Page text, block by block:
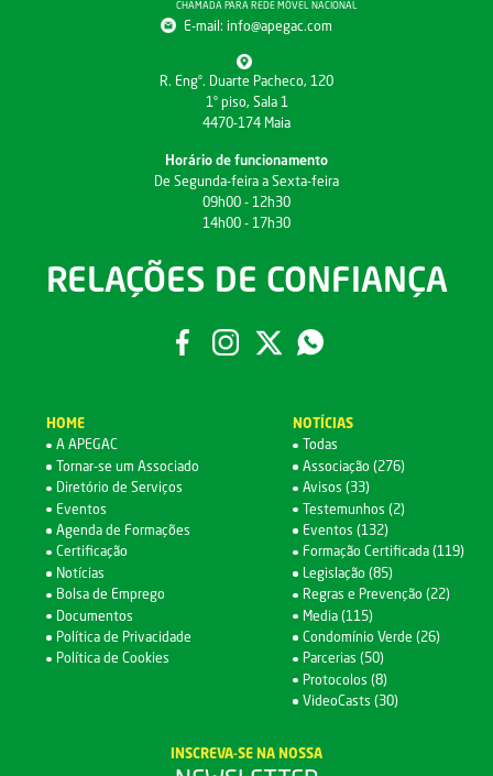
CHAMADA PARA REDE MÓVEL NACIONAL
E-mail: info@apegac.com
R. Engº. Duarte Pacheco, 120
1º piso, Sala 1
4470-174 Maia
Horário de funcionamento
De Segunda-feira a Sexta-feira
09h00 - 12h30
14h00 - 17h30
RELAÇÕES DE CONFIANÇA
HOME
A APEGAC
Tornar-se um Associado
Diretório de Serviços
Eventos
Agenda de Formações
Certificação
Notícias
Bolsa de Emprego
Documentos
Política de Privacidade
Política de Cookies
NOTÍCIAS
Todas
Associação (276)
Avisos (33)
Testemunhos (2)
Eventos (132)
Formação Certificada (119)
Legislação (85)
Regras e Prevenção (22)
Media (115)
Condomínio Verde (26)
Parcerias (50)
Protocolos (8)
VideoCasts (30)
INSCREVA-SE NA NOSSA